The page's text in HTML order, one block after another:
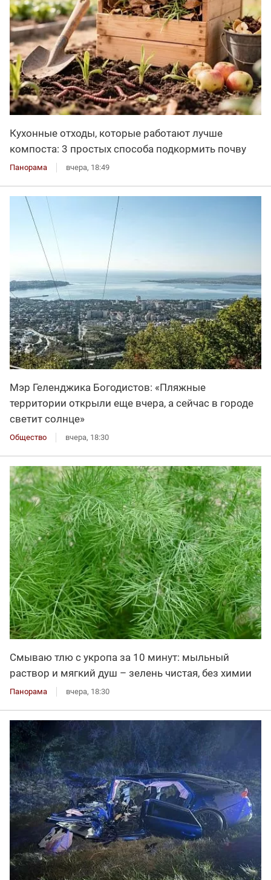
Кухонные отходы, которые работают лучше
компоста: 3 простых способа подкормить почву
Панорама вчера, 18:49
Мэр Геленджика Богодистов: «Пляжные
территории открыли еще вчера, а сейчас в городе
светит солнце»
Общество вчера, 18:30
Смываю тлю с укропа за 10 минут: мыльный
раствор и мягкий душ – зелень чистая, без химии
Панорама вчера, 18:30